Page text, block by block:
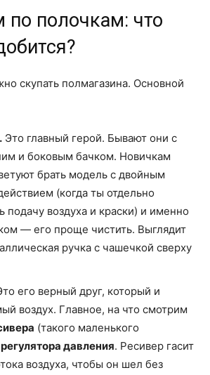
по полочкам: что
скупать полмагазина. Основной
Это главный герой. Бывают они с
и боковым бачком. Новичкам
брать модель с двойным
(когда ты отдельно
подачу воздуха и краски) и именно
— его проще чистить. Выглядит
ручка с чашечкой сверху
его верный друг, который и
воздух. Главное, на что смотрим
(такого маленького
регулятора давления. Ресивер гасит
воздуха, чтобы он шел без